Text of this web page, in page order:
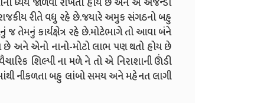
રીતે વધુ રહે છે.જયારે અમુક સંગઠનો બહુ
જ તેમનું કાર્યક્ષેત્ર રહે છે.મોટેભાગે તો આવા બંને
છે અને એનો નાનો-મોટો લાભ પણ થતો હોય છે
શિલ્પી ના મળે ને તો એ નિરાશાની ઊંડી
નીકળતા બહુ લાંબો સમય અને મહેનત લાગી